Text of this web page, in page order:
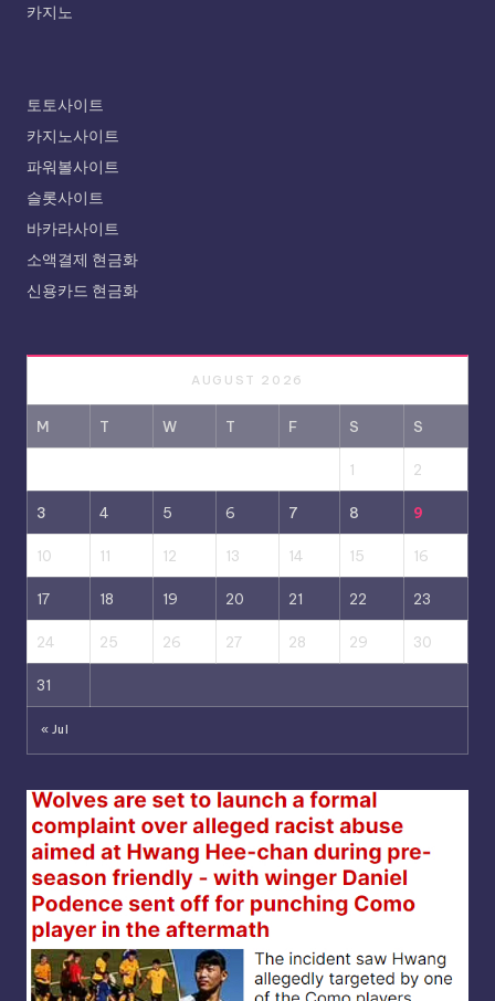
카지노
토토사이트
카지노사이트
파워볼사이트
슬롯사이트
바카라사이트
소액결제 현금화
신용카드 현금화
AUGUST 2026
M T W T F S S
1 2
3 4 5 6 7 8 9
10 11 12 13 14 15 16
17 18 19 20 21 22 23
24 25 26 27 28 29 30
31
« Jul